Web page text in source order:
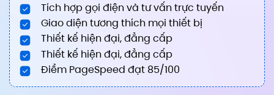
Tích hợp gọi điện và tư vấn trực tuyến
Giao diện tương thích mọi thiết bị
Thiết kế hiện đại, đẳng cấp
Thiết kế hiện đại, đẳng cấp
Điểm PageSpeed đạt 85/100